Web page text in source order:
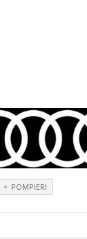
POMPIERI